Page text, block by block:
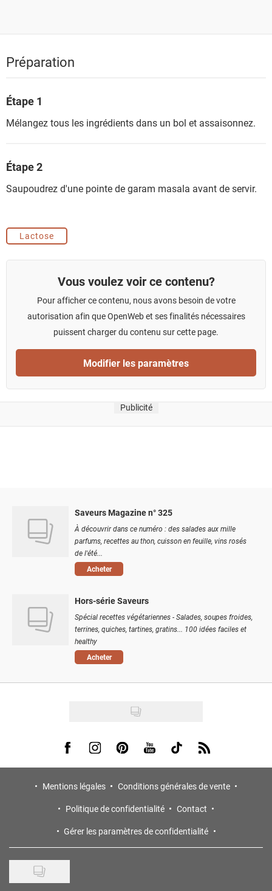
Préparation
Étape 1
Mélangez tous les ingrédients dans un bol et assaisonnez.
Étape 2
Saupoudrez d'une pointe de garam masala avant de servir.
Lactose
Vous voulez voir ce contenu?
Pour afficher ce contenu, nous avons besoin de votre
autorisation afin que OpenWeb et ses finalités nécessaires
puissent charger du contenu sur cette page.
Modifier les paramètres
Publicité
Saveurs Magazine n° 325
À découvrir dans ce numéro : des salades aux mille
parfums, recettes au thon, cuisson en feuille, vins rosés
de l'été...
Acheter
Hors-série Saveurs
Spécial recettes végétariennes - Salades, soupes froides,
terrines, quiches, tartines, gratins... 100 idées faciles et
healthy
Acheter
Visit us on Facebook
Visit us on Instagram
Visit us on Pinterest
Visit us on Youtube
Visit us on Tiktok
Visit us on Rss
Mentions légales
Conditions générales de vente
Politique de confidentialité
Contact
Gérer les paramètres de confidentialité